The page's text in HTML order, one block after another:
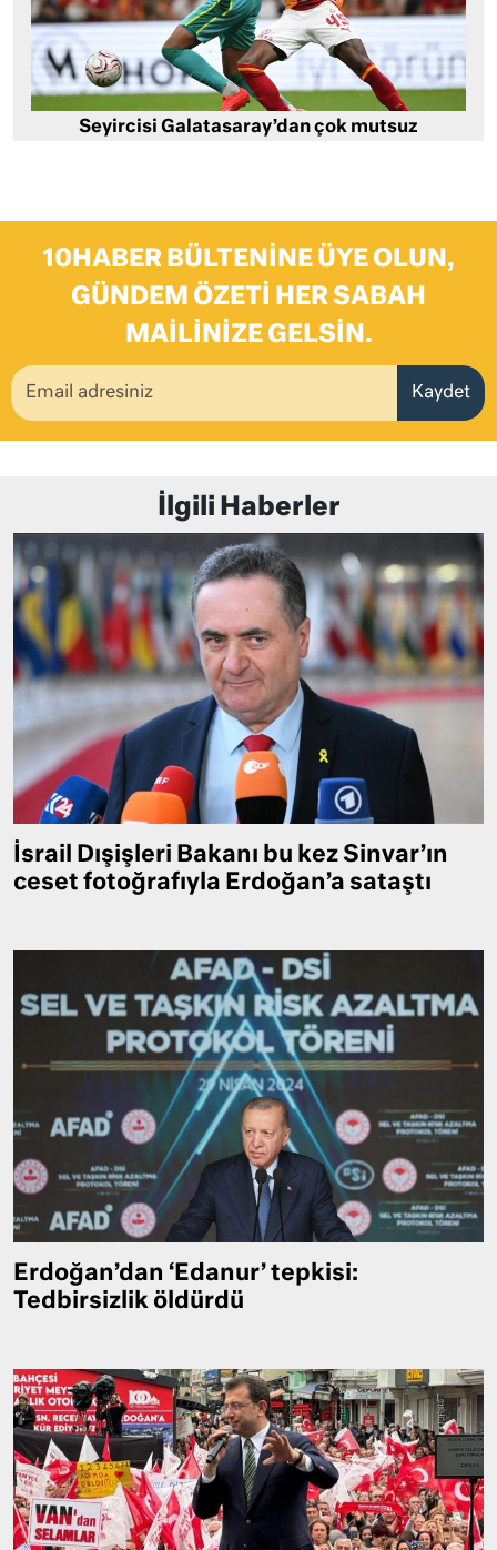
Seyircisi Galatasaray’dan çok mutsuz
10HABER BÜLTENINE ÜYE OLUN,
GÜNDEM ÖZETI HER SABAH
MAILINIZE GELSIN.
Kaydet
İlgili Haberler
İsrail Dışişleri Bakanı bu kez Sinvar’ın
ceset fotoğrafıyla Erdoğan’a sataştı
Erdoğan’dan ‘Edanur’ tepkisi:
Tedbirsizlik öldürdü